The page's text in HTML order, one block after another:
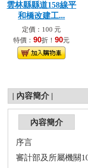
雲林縣縣道158線平
和橋改建工...
定價：100 元
特價： 90折！ 90元
| 內容簡介 |
內容簡介
序言
審計部及所屬機關